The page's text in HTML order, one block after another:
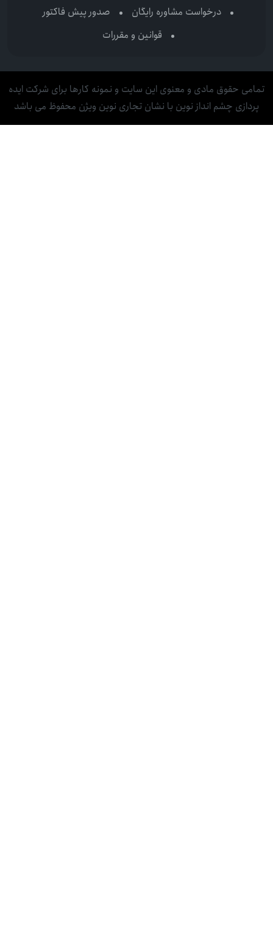
درخواست مشاوره رایگان
صدور پیش فاکتور
قوانین و مقررات
تمامی حقوق مادی و معنوی این سایت و نمونه کارها برای شرکت ایده
پردازی چشم انداز نوین با نشان تجاری نوین ویژن محفوظ می باشد